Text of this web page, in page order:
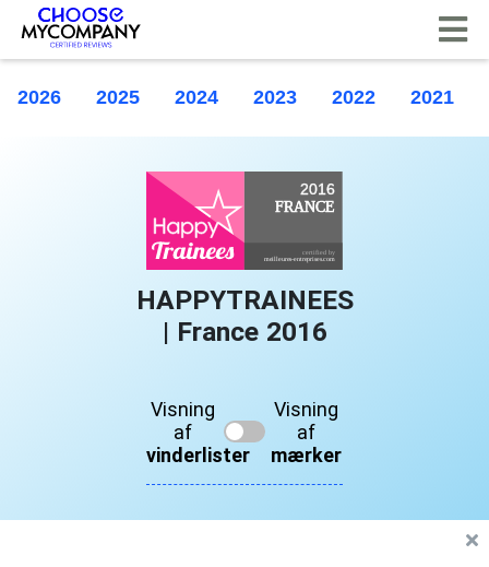
2026 2025 2024 2023 2022 2021
HAPPYTRAINEES
| France 2016
Visning
af
vinderlister
Visning
af
mærker
CCookie-styringspanel